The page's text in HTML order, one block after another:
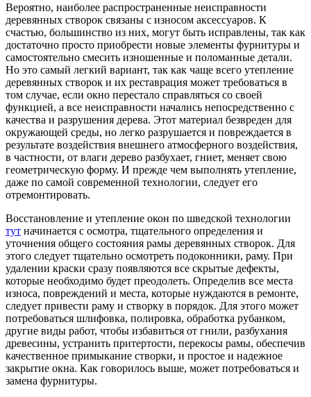
Вероятно, наиболее распространенные неисправности
деревянных створок связаны с износом аксессуаров. К
счастью, большинство из них, могут быть исправлены, так как
достаточно просто приобрести новые элементы фурнитуры и
самостоятельно смесить изношенные и поломанные детали.
Но это самый легкий вариант, так как чаще всего утепление
деревянных створок и их реставрация может требоваться в
том случае, если окно перестало справляться со своей
функцией, а все неисправности начались непосредственно с
качества и разрушения дерева. Этот материал безвреден для
окружающей среды, но легко разрушается и повреждается в
результате воздействия внешнего атмосферного воздействия,
в частности, от влаги дерево разбухает, гниет, меняет свою
геометрическую форму. И прежде чем выполнять утепление,
даже по самой современной технологии, следует его
отремонтировать.
Восстановление и утепление окон по шведской технологии
тут начинается с осмотра, тщательного определения и
уточнения общего состояния рамы деревянных створок. Для
этого следует тщательно осмотреть подоконники, раму. При
удалении краски сразу появляются все скрытые дефекты,
которые необходимо будет преодолеть. Определив все места
износа, повреждений и места, которые нуждаются в ремонте,
следует привести раму и створку в порядок. Для этого может
потребоваться шлифовка, полировка, обработка рубанком,
другие виды работ, чтобы избавиться от гнили, разбухания
древесины, устранить притертости, перекосы рамы, обеспечив
качественное примыкание створки, и простое и надежное
закрытие окна. Как говорилось выше, может потребоваться и
замена фурнитуры.